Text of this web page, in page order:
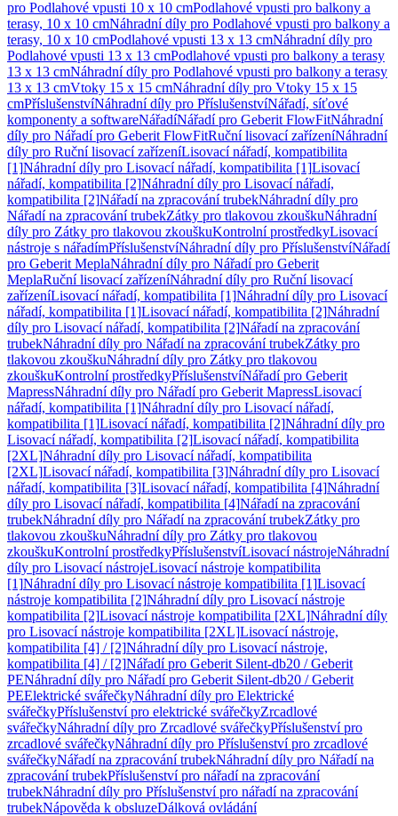
pro Podlahové vpusti 10 x 10 cmPodlahové vpusti pro balkony a
terasy, 10 x 10 cmNáhradní díly pro Podlahové vpusti pro balkony a
terasy, 10 x 10 cmPodlahové vpusti 13 x 13 cmNáhradní díly pro
Podlahové vpusti 13 x 13 cmPodlahové vpusti pro balkony a terasy
13 x 13 cmNáhradní díly pro Podlahové vpusti pro balkony a terasy
13 x 13 cmVtoky 15 x 15 cmNáhradní díly pro Vtoky 15 x 15
cmPříslušenstvíNáhradní díly pro PříslušenstvíNářadí, síťové
komponenty a softwareNářadíNářadí pro Geberit FlowFitNáhradní
díly pro Nářadí pro Geberit FlowFitRuční lisovací zařízeníNáhradní
díly pro Ruční lisovací zařízeníLisovací nářadí, kompatibilita
[1]Náhradní díly pro Lisovací nářadí, kompatibilita [1]Lisovací
nářadí, kompatibilita [2]Náhradní díly pro Lisovací nářadí,
kompatibilita [2]Nářadí na zpracování trubekNáhradní díly pro
Nářadí na zpracování trubekZátky pro tlakovou zkouškuNáhradní
díly pro Zátky pro tlakovou zkouškuKontrolní prostředkyLisovací
nástroje s nářadímPříslušenstvíNáhradní díly pro PříslušenstvíNářadí
pro Geberit MeplaNáhradní díly pro Nářadí pro Geberit
MeplaRuční lisovací zařízeníNáhradní díly pro Ruční lisovací
zařízeníLisovací nářadí, kompatibilita [1]Náhradní díly pro Lisovací
nářadí, kompatibilita [1]Lisovací nářadí, kompatibilita [2]Náhradní
díly pro Lisovací nářadí, kompatibilita [2]Nářadí na zpracování
trubekNáhradní díly pro Nářadí na zpracování trubekZátky pro
tlakovou zkouškuNáhradní díly pro Zátky pro tlakovou
zkouškuKontrolní prostředkyPříslušenstvíNářadí pro Geberit
MapressNáhradní díly pro Nářadí pro Geberit MapressLisovací
nářadí, kompatibilita [1]Náhradní díly pro Lisovací nářadí,
kompatibilita [1]Lisovací nářadí, kompatibilita [2]Náhradní díly pro
Lisovací nářadí, kompatibilita [2]Lisovací nářadí, kompatibilita
[2XL]Náhradní díly pro Lisovací nářadí, kompatibilita
[2XL]Lisovací nářadí, kompatibilita [3]Náhradní díly pro Lisovací
nářadí, kompatibilita [3]Lisovací nářadí, kompatibilita [4]Náhradní
díly pro Lisovací nářadí, kompatibilita [4]Nářadí na zpracování
trubekNáhradní díly pro Nářadí na zpracování trubekZátky pro
tlakovou zkouškuNáhradní díly pro Zátky pro tlakovou
zkouškuKontrolní prostředkyPříslušenstvíLisovací nástrojeNáhradní
díly pro Lisovací nástrojeLisovací nástroje kompatibilita
[1]Náhradní díly pro Lisovací nástroje kompatibilita [1]Lisovací
nástroje kompatibilita [2]Náhradní díly pro Lisovací nástroje
kompatibilita [2]Lisovací nástroje kompatibilita [2XL]Náhradní díly
pro Lisovací nástroje kompatibilita [2XL]Lisovací nástroje,
kompatibilita [4] / [2]Náhradní díly pro Lisovací nástroje,
kompatibilita [4] / [2]Nářadí pro Geberit Silent-db20 / Geberit
PENáhradní díly pro Nářadí pro Geberit Silent-db20 / Geberit
PEElektrické svářečkyNáhradní díly pro Elektrické
svářečkyPříslušenství pro elektrické svářečkyZrcadlové
svářečkyNáhradní díly pro Zrcadlové svářečkyPříslušenství pro
zrcadlové svářečkyNáhradní díly pro Příslušenství pro zrcadlové
svářečkyNářadí na zpracování trubekNáhradní díly pro Nářadí na
zpracování trubekPříslušenství pro nářadí na zpracování
trubekNáhradní díly pro Příslušenství pro nářadí na zpracování
trubekNápověda k obsluzeDálková ovládání